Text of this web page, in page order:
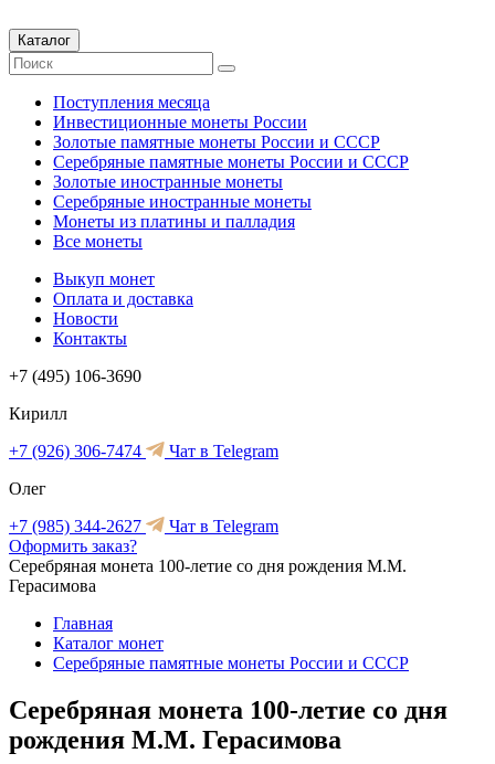
Каталог
Поступления месяца
Инвестиционные монеты России
Золотые памятные монеты России и СССР
Серебряные памятные монеты России и СССР
Золотые иностранные монеты
Серебряные иностранные монеты
Монеты из платины и палладия
Все монеты
Выкуп монет
Оплата и доставка
Новости
Контакты
+7 (495) 106-3690
Кирилл
+7 (926) 306-7474
Чат в Telegram
Олег
+7 (985) 344-2627
Чат в Telegram
Оформить заказ?
Серебряная монета 100-летие со дня рождения М.М.
Герасимова
Главная
Каталог монет
Серебряные памятные монеты России и СССР
Серебряная монета 100-летие со дня
рождения М.М. Герасимова